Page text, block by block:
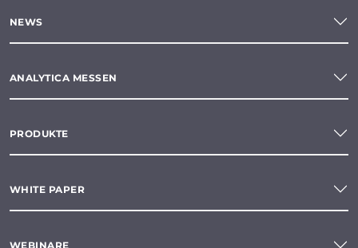
NEWS
ANALYTICA MESSEN
PRODUKTE
WHITE PAPER
WEBINARE